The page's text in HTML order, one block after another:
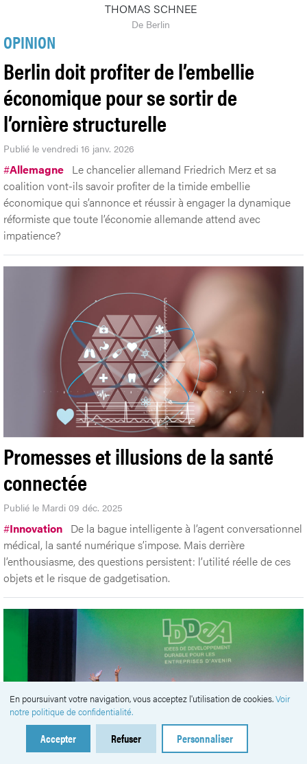
THOMAS SCHNEE
De Berlin
OPINION
Berlin doit profiter de l’embellie
économique pour se sortir de
l’ornière structurelle
Publié le vendredi 16 janv. 2026
#Allemagne Le chancelier allemand Friedrich Merz et sa
coalition vont-ils savoir profiter de la timide embellie
économique qui s’annonce et réussir à engager la dynamique
réformiste que toute l’économie allemande attend avec
impatience?
Promesses et illusions de la santé
connectée
Publié le Mardi 09 déc. 2025
#Innovation De la bague intelligente à l’agent conversationnel
médical, la santé numérique s’impose. Mais derrière
l’enthousiasme, des questions persistent: l’utilité réelle de ces
objets et le risque de gadgetisation.
En poursuivant votre navigation, vous acceptez l'utilisation de cookies.Voir
notre politique de confidentialité.
Accepter Refuser Personnaliser